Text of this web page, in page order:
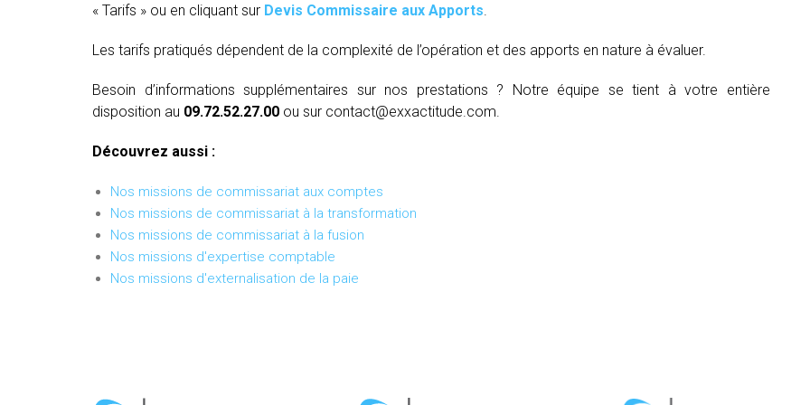
« Tarifs » ou en cliquant sur Devis Commissaire aux Apports.
Les tarifs pratiqués dépendent de la complexité de l’opération et des apports en nature à évaluer.
Besoin d’informations supplémentaires sur nos prestations ? Notre équipe se tient à votre entière
disposition au 09.72.52.27.00 ou sur contact@exxactitude.com.
Découvrez aussi :
Nos missions de commissariat aux comptes
Nos missions de commissariat à la transformation
Nos missions de commissariat à la fusion
Nos missions d'expertise comptable
Nos missions d'externalisation de la paie